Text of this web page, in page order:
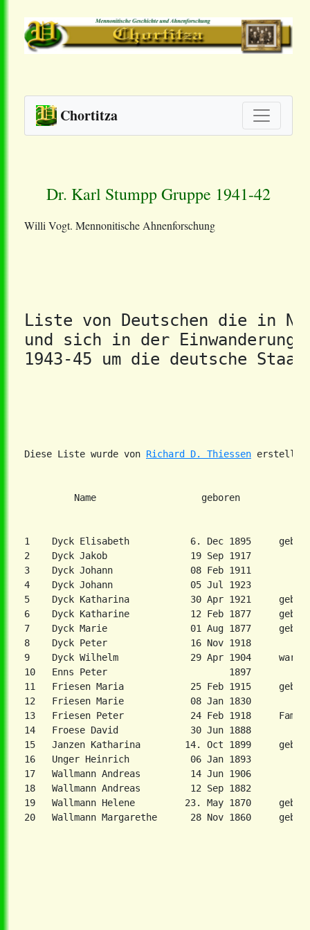
Chortitza
Dr. Karl Stumpp Gruppe 1941-42
Willi Vogt. Mennonitische Ahnenforschung
Liste von Deutschen die in
und sich in der
1943-45 um die deutsche
Diese Liste wurde von Richard D. Thiessen
1    Dyck Elisabeth           6. Dec 1895     geb.
2    Dyck Jakob               19 Sep 1917
3    Dyck Johann              08 Feb 1911
4    Dyck Johann              05 Jul 1923
5    Dyck Katharina           30 Apr 1921     geb.
6    Dyck Katharine           12 Feb 1877     geb.
7    Dyck Marie               01 Aug 1877     geb.
8    Dyck Peter               16 Nov 1918
9    Dyck Wilhelm             29 Apr 1904     war
10   Enns Peter                      1897
11   Friesen Maria            25 Feb 1915     geb.
12   Friesen Marie            08 Jan 1830
13   Friesen Peter            24 Feb 1918
14   Froese David             30 Jun 1888
15   Janzen Katharina        14. Oct 1899     geb.
16   Unger Heinrich           06 Jan 1893
17   Wallmann Andreas         14 Jun 1906
18   Wallmann Andreas         12 Sep 1882
19   Wallmann Helene         23. May 1870     geb.